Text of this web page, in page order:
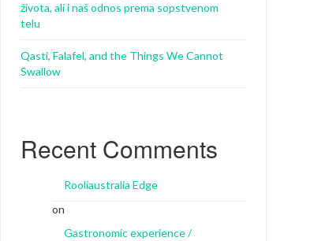
života, ali i naš odnos prema sopstvenom
telu
Qasti, Falafel, and the Things We Cannot
Swallow
Recent Comments
Rooliaustralia Edge
on
Gastronomic experience /